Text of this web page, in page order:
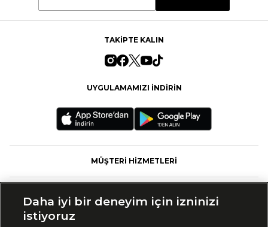
TAKİPTE KALIN
UYGULAMAMIZI İNDİRİN
MÜŞTERİ HİZMETLERİ
Daha iyi bir deneyim için izninizi
istiyoruz